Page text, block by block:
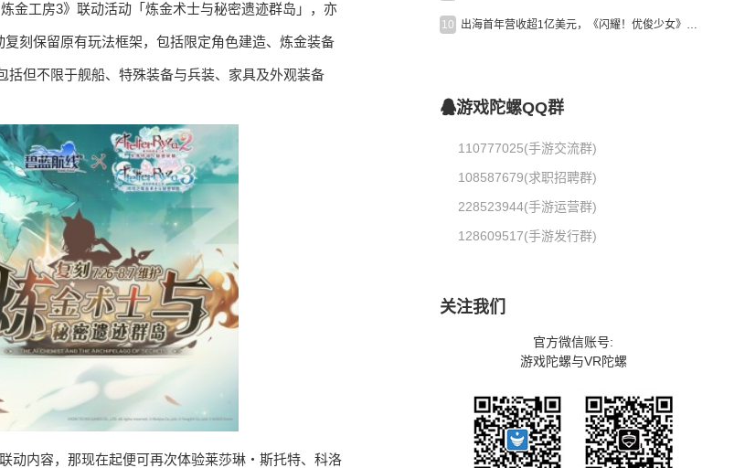
金工房3》联动活动「炼金术士与秘密遗迹群岛」，亦
刻保留原有玩法框架，包括限定角色建造、炼金装备
但不限于舰船、特殊装备与兵装、家具及外观装备
动内容，那现在起便可再次体验莱莎琳・斯托特、科洛
10 出海首年营收超1亿美元，《闪耀！优俊少女》美国市场占比达七成
游戏陀螺QQ群
110777025(手游交流群)
108587679(求职招聘群)
228523944(手游运营群)
128609517(手游发行群)
关注我们
官方微信账号:
游戏陀螺与VR陀螺